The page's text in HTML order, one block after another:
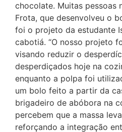
chocolate. Muitas pessoas
Frota, que desenvolveu o
foi o projeto da estudante
cabotiá. “O nosso projeto
visando reduzir o
desperdiçados hoje na
enquanto a polpa foi
um bolo feito a partir da
brigadeiro de abóbora na
percebem que a massa
reforçando a integração